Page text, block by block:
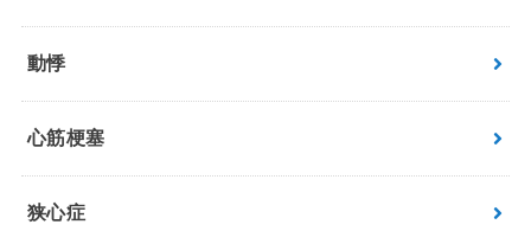
動悸
心筋梗塞
狭心症